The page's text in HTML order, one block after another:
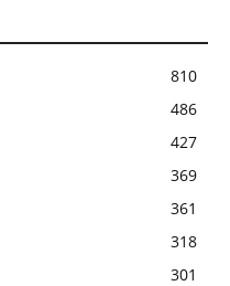
810
486
427
369
361
318
301